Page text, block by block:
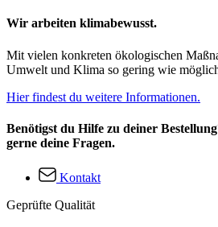
Wir arbeiten klimabewusst.
Mit vielen konkreten ökologischen
Umwelt und Klima so gering wie
Hier findest du weitere Informationen.
Benötigst du Hilfe zu deiner
gerne deine Fragen.
Kontakt
Geprüfte Qualität